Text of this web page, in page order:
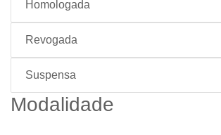
Homologada
Revogada
Suspensa
Modalidade